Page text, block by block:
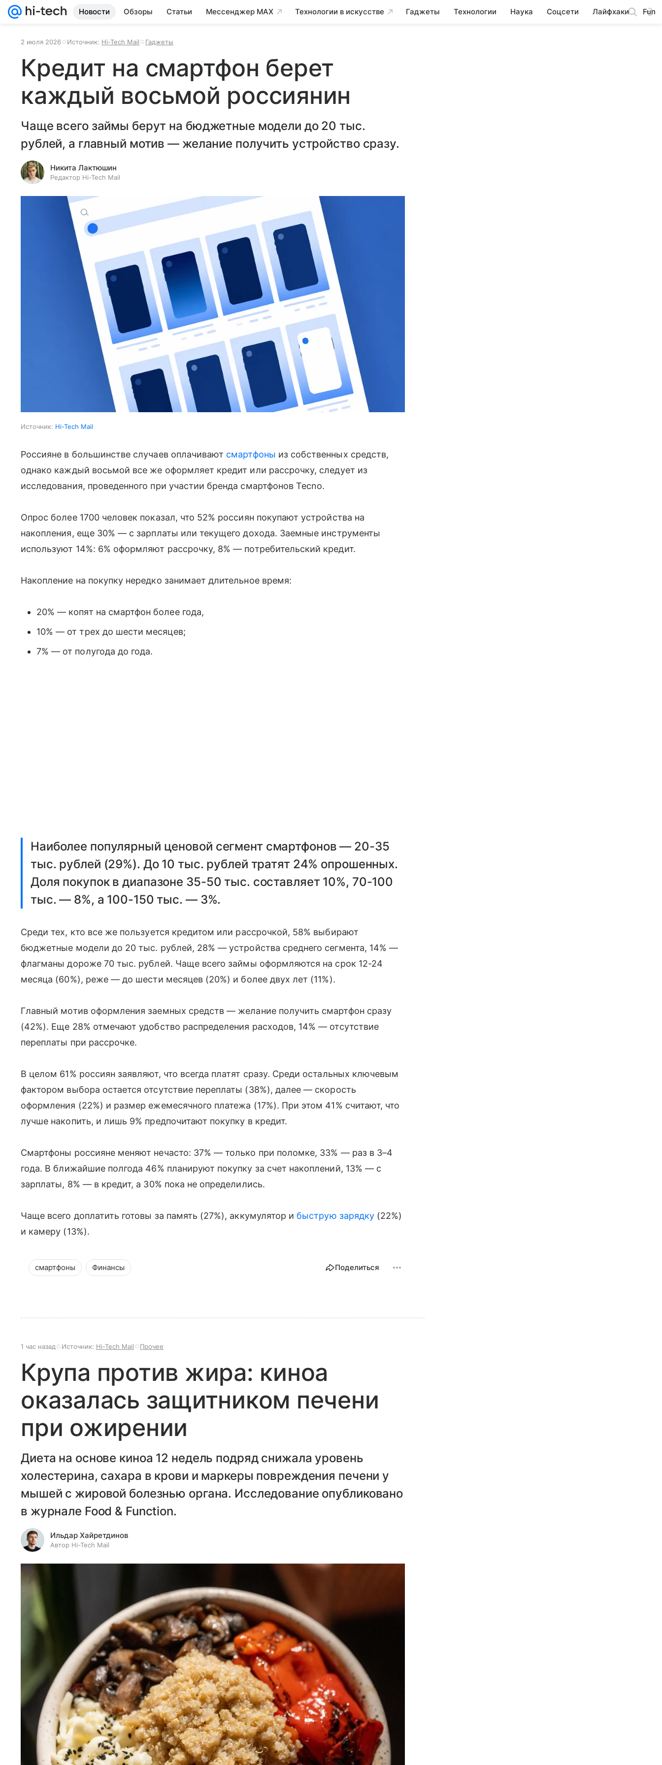
Новости Обзоры Статьи Мессенджер MAX Технологии в искусстве Гаджеты Технологии Наука Соцсети Лайфхаки Fun
2 июля 2026 Источник: Hi-Tech Mail Гаджеты
Кредит на смартфон берет
каждый восьмой россиянин
Чаще всего займы берут на бюджетные модели до 20 тыс.
рублей, а главный мотив — желание получить устройство сразу.
Никита Лактюшин
Редактор Hi-Tech Mail
Источник: Hi-Tech Mail
Россияне в большинстве случаев оплачивают смартфоны из собственных средств,
однако каждый восьмой все же оформляет кредит или рассрочку, следует из
исследования, проведенного при участии бренда смартфонов Tecno.
Опрос более 1700 человек показал, что 52% россиян покупают устройства на
накопления, еще 30% — с зарплаты или текущего дохода. Заемные инструменты
используют 14%: 6% оформляют рассрочку, 8% — потребительский кредит.
Накопление на покупку нередко занимает длительное время:
20% — копят на смартфон более года,
10% — от трех до шести месяцев;
7% — от полугода до года.
Наиболее популярный ценовой сегмент смартфонов — 20-35
тыс. рублей (29%). До 10 тыс. рублей тратят 24% опрошенных.
Доля покупок в диапазоне 35-50 тыс. составляет 10%, 70-100
тыс. — 8%, а 100-150 тыс. — 3%.
Среди тех, кто все же пользуется кредитом или рассрочкой, 58% выбирают
бюджетные модели до 20 тыс. рублей, 28% — устройства среднего сегмента, 14% —
флагманы дороже 70 тыс. рублей. Чаще всего займы оформляются на срок 12-24
месяца (60%), реже — до шести месяцев (20%) и более двух лет (11%).
Главный мотив оформления заемных средств — желание получить смартфон сразу
(42%). Еще 28% отмечают удобство распределения расходов, 14% — отсутствие
переплаты при рассрочке.
В целом 61% россиян заявляют, что всегда платят сразу. Среди остальных ключевым
фактором выбора остается отсутствие переплаты (38%), далее — скорость
оформления (22%) и размер ежемесячного платежа (17%). При этом 41% считают, что
лучше накопить, и лишь 9% предпочитают покупку в кредит.
Смартфоны россияне меняют нечасто: 37% — только при поломке, 33% — раз в 3–4
года. В ближайшие полгода 46% планируют покупку за счет накоплений, 13% — с
зарплаты, 8% — в кредит, а 30% пока не определились.
Чаще всего доплатить готовы за память (27%), аккумулятор и быструю зарядку (22%)
и камеру (13%).
смартфоны Финансы Поделиться
1 час назад Источник: Hi-Tech Mail Прочее
Крупа против жира: киноа
оказалась защитником печени
при ожирении
Диета на основе киноа 12 недель подряд снижала уровень
холестерина, сахара в крови и маркеры повреждения печени у
мышей с жировой болезнью органа. Исследование опубликовано
в журнале Food & Function.
Ильдар Хайретдинов
Автор Hi-Tech Mail